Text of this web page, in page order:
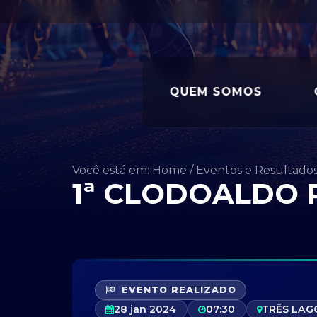
QUEM SOMOS
Você está em: Home / Eventos e
1ª CLODOALDO
EVENTO REALIZADO
28 jan 2024 07:30 TRÊS